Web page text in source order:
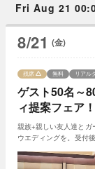
Fri Aug 21
8/21 (金)
ゲスト50名～
ィ提案フェア！
残席 無料 リアル
親族+親しい友人達とガ
ウエディングを。受付